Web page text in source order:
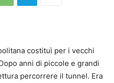
costituì per i vecchi
anni di piccole e grandi
percorrere il tunnel. Era